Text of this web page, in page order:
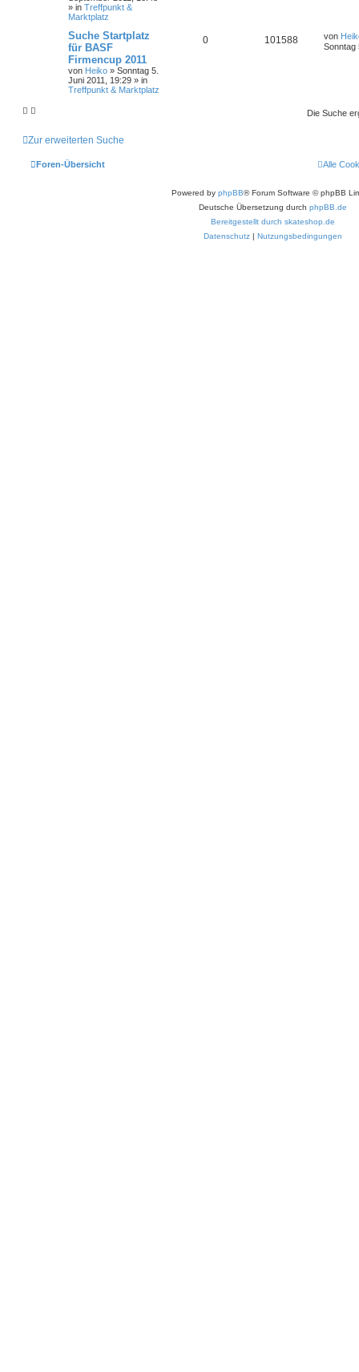
» in Treffpunkt &
Marktplatz
Suche Startplatz
für BASF
Firmencup 2011
von Heiko » Sonntag 5.
Juni 2011, 19:29 » in
Treffpunkt & Marktplatz
0 101588 von
Sonntag
Die Suche
Zur erweiterten Suche
Foren-Übersicht Alle
Powered by phpBB® Forum Software © phpBB
Deutsche Übersetzung durch phpBB.de
Bereitgestellt durch skateshop.de
Datenschutz | Nutzungsbedingungen